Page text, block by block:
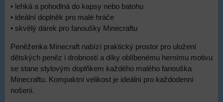
• lehká a pohodlná do kapsy nebo batohu
• ideální doplněk pro malé hráče
• skvělý dárek pro fanoušky Minecraftu
Peněženka Minecraft nabízí praktický prostor pro uložení
dětských peněz i drobností a díky oblíbenému hernímu motivu
se stane stylovým doplňkem každého malého fanouška
Minecraftu. Kompaktní velikost je ideální pro každodenní
nošení.